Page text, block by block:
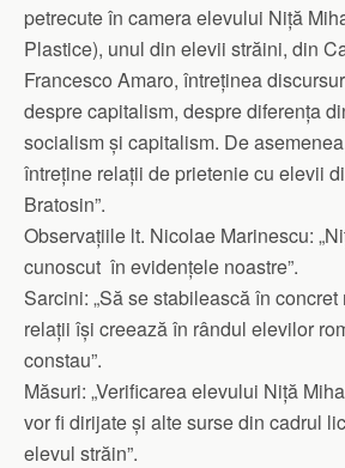
petrecute în camera elevului Niță
Plastice), unul din elevii străini, din
Francesco Amaro, întreținea
despre capitalism, despre diferența
socialism și capitalism. De
întreține relații de prietenie cu elevii
Bratosin”.
Observațiile lt. Nicolae Marinescu:
cunoscut în evidențele noastre”.
Sarcini: „Să se stabilească în
relații își creează în rândul elevilor
constau”.
Măsuri: „Verificarea elevului Niță
vor fi dirijate și alte surse din cadrul
elevul străin”.